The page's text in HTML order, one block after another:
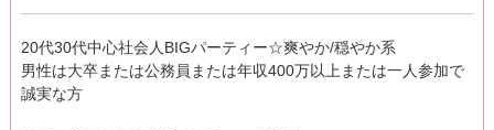
20代30代中心社会人BIGパーティー☆爽やか/穏やか系
男性は大卒または公務員または年収400万以上または一人参加で
誠実な方